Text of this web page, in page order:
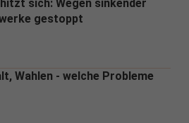
sich: Wegen sinkender
gestoppt
Wahlen - welche Probleme